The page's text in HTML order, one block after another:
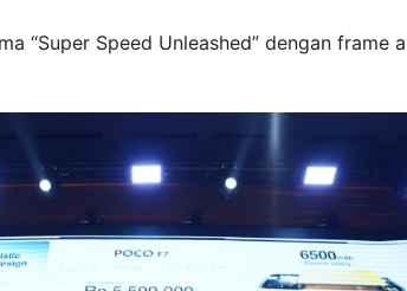
“Super Speed Unleashed” dengan frame